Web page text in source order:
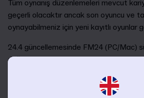
Tüm oynanış düzenlemeleri mevcut
geçerli olacaktır ancak son oyuncu ve
oynayabilmeniz için yeni kayıtlı oyunlar
24.4 güncellemesinde FM24 (PC/Mac)
değişiklikler şunları içerir, ancak bunlarla
Çökme ile ilgili düzeltmeler ve genel
Kayıtlı oyun uyumluluğu